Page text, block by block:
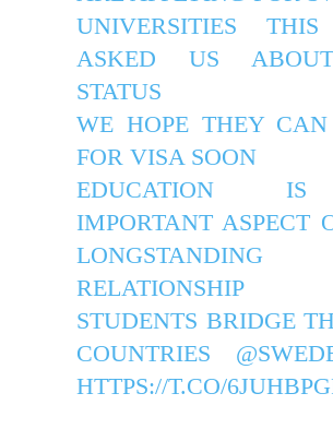
UNIVERSITIES
ASKED US
STATUS
WE HOPE THEY CAN
FOR VISA SOON
EDUCATION
IMPORTANT ASPECT
LONGSTANDING
STUDENTS BRIDGE
COUNTRIES
HTTPS://T.CO/